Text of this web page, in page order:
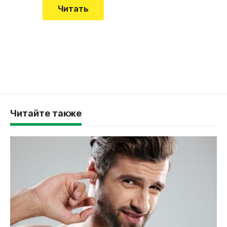
Читать
Читайте также